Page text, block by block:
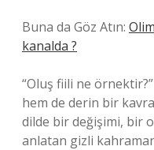
Buna da Göz Atın:
kanalda ?
“Oluş fiili ne
hem de derin bir
dilde bir değişimi, bir
anlatan gizli